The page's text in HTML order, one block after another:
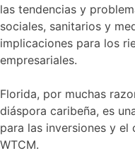
las tendencias y
sociales, sanitarios y
implicaciones para los
empresariales.
Florida, por muchas
diáspora caribeña, es
para las inversiones y
WTCM.